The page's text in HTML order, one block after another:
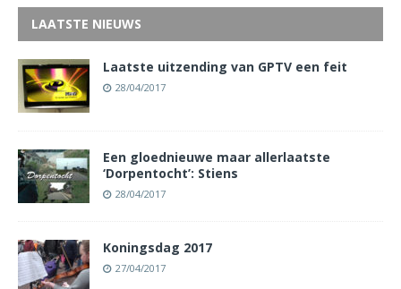
LAATSTE NIEUWS
Laatste uitzending van GPTV een feit
28/04/2017
Een gloednieuwe maar allerlaatste
‘Dorpentocht’: Stiens
28/04/2017
Koningsdag 2017
27/04/2017